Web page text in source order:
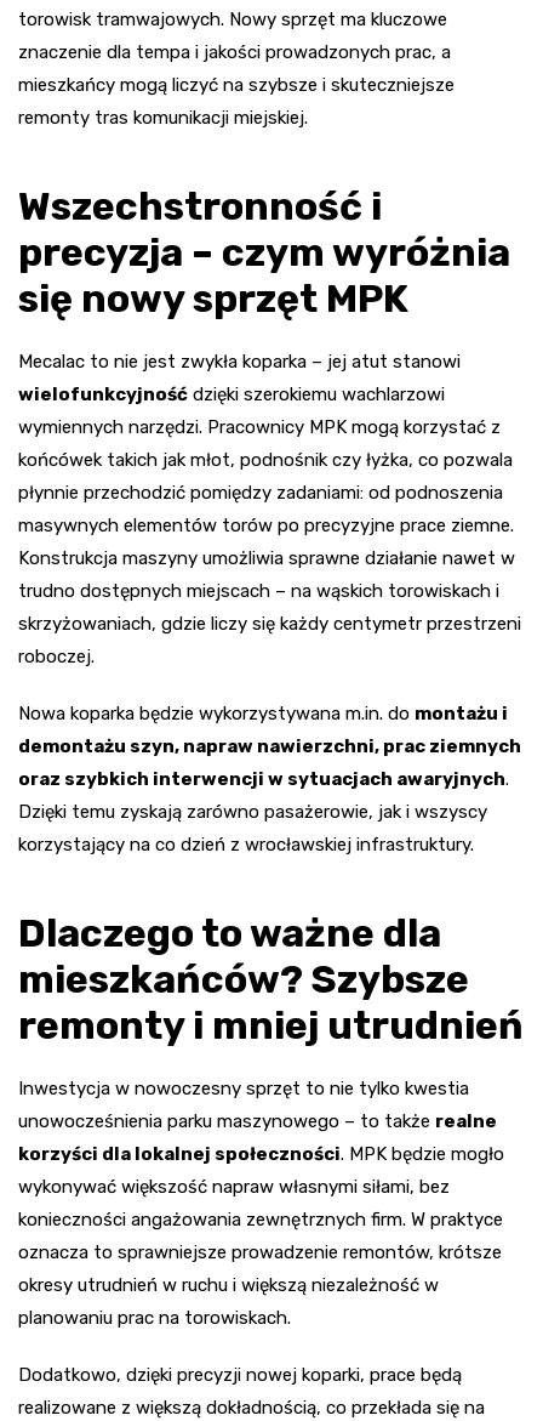
torowisk tramwajowych. Nowy sprzęt ma kluczowe
znaczenie dla tempa i jakości prowadzonych prac, a
mieszkańcy mogą liczyć na szybsze i skuteczniejsze
remonty tras komunikacji miejskiej.
Wszechstronność i
precyzja – czym wyróżnia
się nowy sprzęt MPK
Mecalac to nie jest zwykła koparka – jej atut stanowi
wielofunkcyjność dzięki szerokiemu wachlarzowi
wymiennych narzędzi. Pracownicy MPK mogą korzystać z
końcówek takich jak młot, podnośnik czy łyżka, co pozwala
płynnie przechodzić pomiędzy zadaniami: od podnoszenia
masywnych elementów torów po precyzyjne prace ziemne.
Konstrukcja maszyny umożliwia sprawne działanie nawet w
trudno dostępnych miejscach – na wąskich torowiskach i
skrzyżowaniach, gdzie liczy się każdy centymetr przestrzeni
roboczej.
Nowa koparka będzie wykorzystywana m.in. do montażu i
demontażu szyn, napraw nawierzchni, prac ziemnych
oraz szybkich interwencji w sytuacjach awaryjnych.
Dzięki temu zyskają zarówno pasażerowie, jak i wszyscy
korzystający na co dzień z wrocławskiej infrastruktury.
Dlaczego to ważne dla
mieszkańców? Szybsze
remonty i mniej utrudnień
Inwestycja w nowoczesny sprzęt to nie tylko kwestia
unowocześnienia parku maszynowego – to także realne
korzyści dla lokalnej społeczności. MPK będzie mogło
wykonywać większość napraw własnymi siłami, bez
konieczności angażowania zewnętrznych firm. W praktyce
oznacza to sprawniejsze prowadzenie remontów, krótsze
okresy utrudnień w ruchu i większą niezależność w
planowaniu prac na torowiskach.
Dodatkowo, dzięki precyzji nowej koparki, prace będą
realizowane z większą dokładnością, co przekłada się na